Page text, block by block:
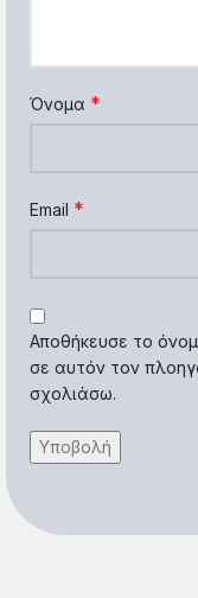
Όνομα *
Email *
Αποθήκευσε το
σε αυτόν τον
σχολιάσω.